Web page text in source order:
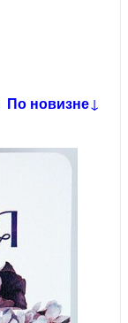
По новизне↓